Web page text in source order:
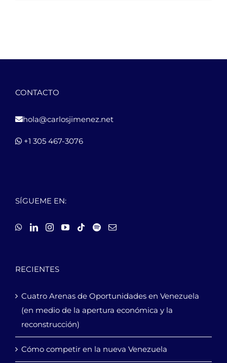
CONTACTO
hola@carlosjimenez.net
+1 305 467-3076
SÍGUEME EN:
RECIENTES
Cuatro Arenas de Oportunidades en Venezuela
(en medio de la apertura económica y la
reconstrucción)
Cómo competir en la nueva Venezuela